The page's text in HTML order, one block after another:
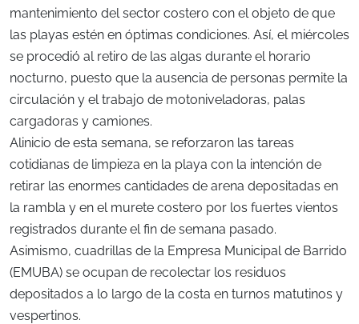
mantenimiento del sector costero con el objeto de que
las playas estén en óptimas condiciones. Así, el miércoles
se procedió al retiro de las algas durante el horario
nocturno, puesto que la ausencia de personas permite la
circulación y el trabajo de motoniveladoras, palas
cargadoras y camiones.
Alinicio de esta semana, se reforzaron las tareas
cotidianas de limpieza en la playa con la intención de
retirar las enormes cantidades de arena depositadas en
la rambla y en el murete costero por los fuertes vientos
registrados durante el fin de semana pasado.
Asimismo, cuadrillas de la Empresa Municipal de Barrido
(EMUBA) se ocupan de recolectar los residuos
depositados a lo largo de la costa en turnos matutinos y
vespertinos.